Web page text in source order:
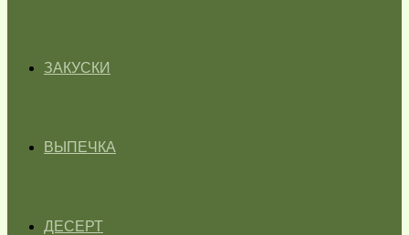
ЗАКУСКИ
ВЫПЕЧКА
ДЕСЕРТ